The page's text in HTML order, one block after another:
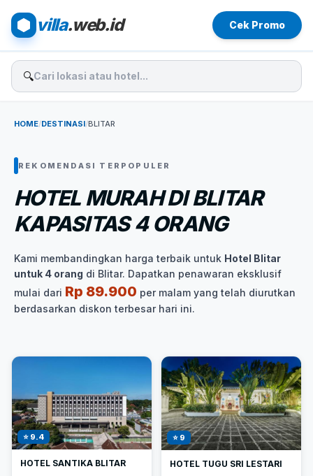
villa.web.id Cek Promo
🔍
HOME/DESTINASI/BLITAR
REKOMENDASI TERPOPULER
HOTEL MURAH DI BLITAR
KAPASITAS 4 ORANG
Kami membandingkan harga terbaik untuk Hotel Blitar
untuk 4 orang di Blitar. Dapatkan penawaran eksklusif
mulai dari Rp 89.900 per malam yang telah diurutkan
berdasarkan diskon terbesar hari ini.
⭐ 9.4
HOTEL SANTIKA BLITAR
⭐ 9
HOTEL TUGU SRI LESTARI